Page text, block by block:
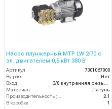
Насос плунжерный MTP LW 2/70 с
эл. двигателем 0,5 кВт 380 В
Артикул
7301067000
By-pass
Нет
Вход
3/8 внутренняя резьба
Материал
Латунь
Производительность (л/мин)
2.1
В коробке
1